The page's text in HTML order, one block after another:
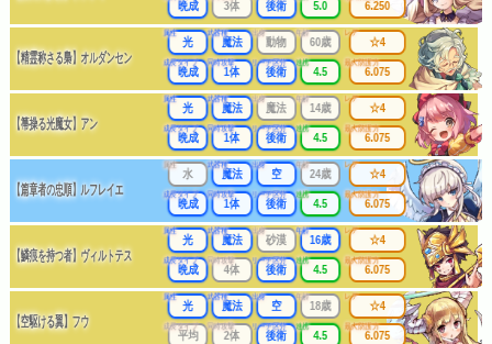
晩成 3体 後衛 5.0 6.250
【精霊称さる梟】オルダンセン
属性
光
武器種
魔法
出身
動物
年齢
60歳
成長タイプ
晩成
同時攻撃
1体
リーチ区分
後衛
連携
4.5
レア
☆4
最大防護力
6.075
【箒操る光魔女】アン
属性
光
武器種
魔法
出身
魔法
年齢
14歳
成長タイプ
晩成
同時攻撃
1体
リーチ区分
後衛
連携
4.5
レア
☆4
最大防護力
6.075
【篇章者の忠順】ルフレイエ
属性
水
武器種
魔法
出身
空
年齢
24歳
成長タイプ
晩成
同時攻撃
1体
リーチ区分
後衛
連携
4.5
レア
☆4
最大防護力
6.075
【鱗痕を持つ者】ヴィルトテス
属性
光
武器種
魔法
出身
砂漠
年齢
16歳
成長タイプ
晩成
同時攻撃
4体
リーチ区分
後衛
連携
4.5
レア
☆4
最大防護力
6.075
【空駆ける翼】フウ
属性
光
武器種
魔法
出身
空
年齢
18歳
成長タイプ
平均
同時攻撃
2体
リーチ区分
後衛
連携
4.5
レア
☆4
最大防護力
6.075